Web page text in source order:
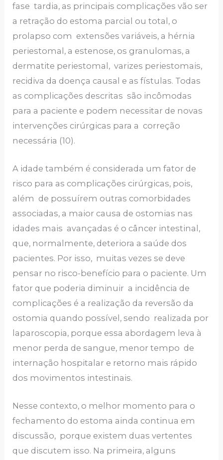
fase tardia, as principais complicações vão ser
a retração do estoma parcial ou total, o
prolapso com extensões variáveis, a hérnia
periestomal, a estenose, os granulomas, a
dermatite periestomal, varizes periestomais,
recidiva da doença causal e as fístulas. Todas
as complicações descritas são incômodas
para a paciente e podem necessitar de novas
intervenções cirúrgicas para a correção
necessária (10).
A idade também é considerada um fator de
risco para as complicações cirúrgicas, pois,
além de possuírem outras comorbidades
associadas, a maior causa de ostomias nas
idades mais avançadas é o câncer intestinal,
que, normalmente, deteriora a saúde dos
pacientes. Por isso, muitas vezes se deve
pensar no risco-benefício para o paciente. Um
fator que poderia diminuir a incidência de
complicações é a realização da reversão da
ostomia quando possível, sendo realizada por
laparoscopia, porque essa abordagem leva à
menor perda de sangue, menor tempo de
internação hospitalar e retorno mais rápido
dos movimentos intestinais.
Nesse contexto, o melhor momento para o
fechamento do estoma ainda continua em
discussão, porque existem duas vertentes
que discutem isso. Na primeira, alguns